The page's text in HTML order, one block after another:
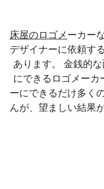
床屋のロゴメ ーカー
デザイナーに依頼す
あります。 金銭的
にできるロゴメーカ
ーにできるだけ多く
んが、望ましい結果